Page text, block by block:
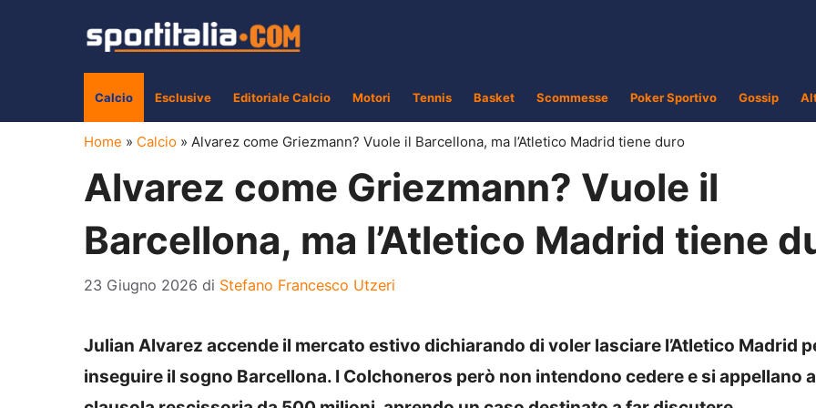
Calcio Esclusive Editoriale Calcio Motori Tennis Basket Scommesse Poker Sportivo Gossip
Home » Calcio » Alvarez come Griezmann? Vuole il Barcellona, ma l’Atletico Madrid tiene duro
Alvarez come Griezmann? Vuole il
Barcellona, ma l’Atletico Madrid tiene
23 Giugno 2026 di Stefano Francesco Utzeri
Julian Alvarez accende il mercato estivo dichiarando di voler lasciare l’Atletico Madrid
inseguire il sogno Barcellona. I Colchoneros però non intendono cedere e si appellano